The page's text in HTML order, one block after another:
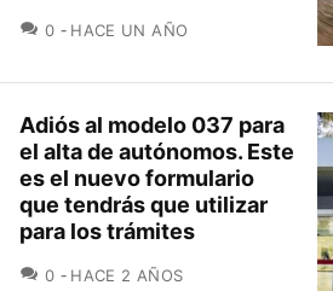
0 COMENTARIOS
HACE UN AÑO
Adiós al modelo 037 para
el alta de autónomos. Este
es el nuevo formulario
que tendrás que utilizar
para los trámites
0 COMENTARIOS
HACE 2 AÑOS